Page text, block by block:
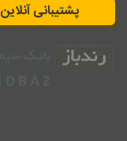
پشتیبانی آنلاین